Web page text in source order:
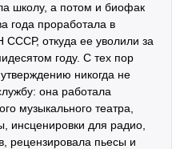
школу, а потом и биофак
года проработала в
СССР, откуда ее уволили за
году. С тех пор
никогда не
она работала
музыкального театра,
инсценировки для радио,
рецензировала пьесы и